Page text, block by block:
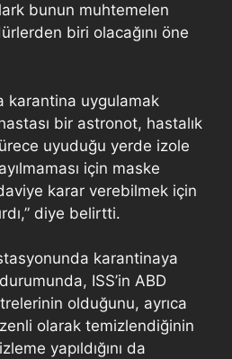
bunun muhtemelen
biri olacağını öne
karantina uygulamak
bir astronot, hastalık
uyuduğu yerde izole
için maske
karar verebilmek için
diye belirtti.
karantinaya
ISS’in ABD
olduğunu, ayrıca
olarak temizlendiğinin
yapıldığını da